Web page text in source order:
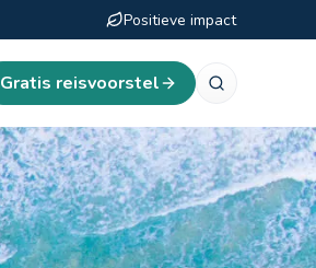
Positieve impact
Gratis reisvoorstel